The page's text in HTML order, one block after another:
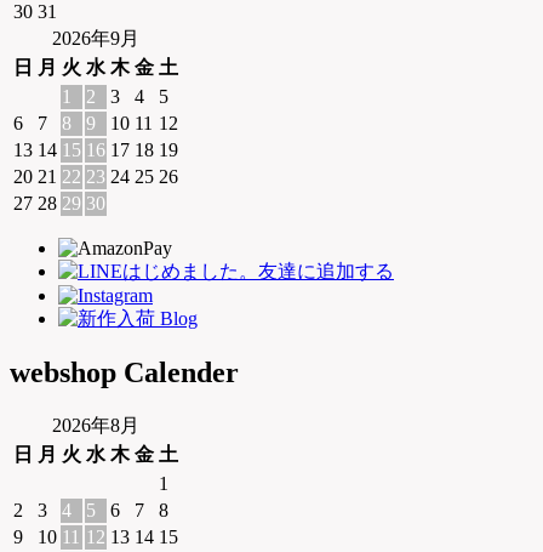
30 31
2026年9月
日
月 火 水 木 金 土
1
2 3 4
5
6
7 8 9 10 11 12
13 14 15 16 17 18 19
20 21 22 23 24 25 26
27 28 29 30
webshop Calender
2026年8月
日
月 火 水 木 金 土
1
2
3 4 5 6 7
8
9
10 11 12 13 14 15